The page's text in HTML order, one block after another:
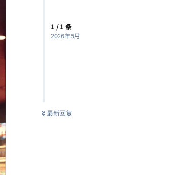
1 / 1 条
2026年5月
最新回复